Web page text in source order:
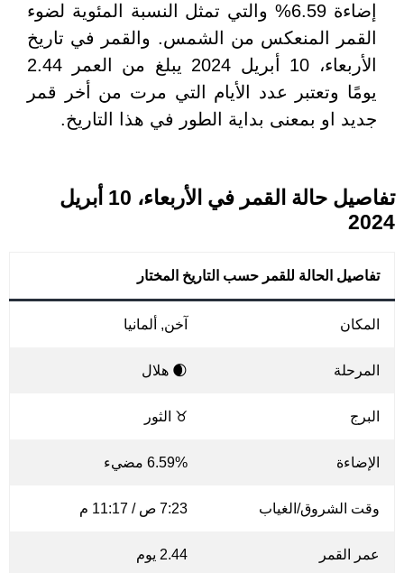
إضاءة 6.59% والتي تمثل النسبة المئوية لضوء
القمر المنعكس من الشمس. والقمر في تاريخ
الأربعاء، 10 أبريل 2024 يبلغ من العمر 2.44
يومًا وتعتبر عدد الأيام التي مرت من أخر قمر
جديد او بمعنى بداية الطور في هذا التاريخ.
تفاصيل حالة القمر في الأربعاء، 10 أبريل
2024
تفاصيل الحالة للقمر حسب التاريخ المختار
المكان آخن, ألمانيا
المرحلة 🌒 هلال
البرج ♉ الثور
الإضاءة 6.59% مضيء
وقت الشروق/الغياب 7:23 ص / 11:17 م
عمر القمر 2.44 يوم